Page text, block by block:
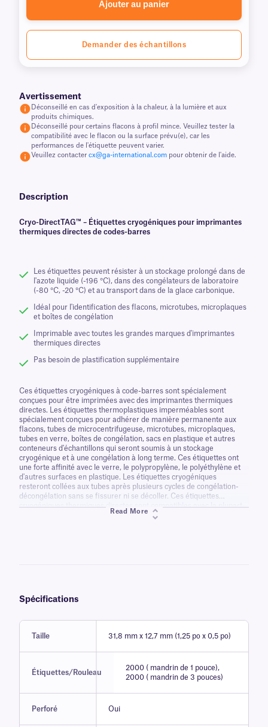
Ajouter au panier
Demander des échantillons
Avertissement
Déconseillé en cas d'exposition à la chaleur, à la lumière et aux
produits chimiques.
Déconseillé pour certains flacons à profil mince. Veuillez tester la
compatibilité avec le flacon ou la surface prévu(e), car les
performances de l'étiquette peuvent varier.
Veuillez contacter cx@ga-international.com pour obtenir de l'aide.
Description
Cryo-DirectTAG™ – Étiquettes cryogéniques pour imprimantes
thermiques directes de codes-barres
Les étiquettes peuvent résister à un stockage prolongé dans de
l'azote liquide (-196 °C), dans des congélateurs de laboratoire
(-80 °C, -20 °C) et au transport dans de la glace carbonique.
Idéal pour l'identification des flacons, microtubes, microplaques
et boîtes de congélation
Imprimable avec toutes les grandes marques d'imprimantes
thermiques directes
Pas besoin de plastification supplémentaire
Ces étiquettes cryogéniques à code-barres sont spécialement
conçues pour être imprimées avec des imprimantes thermiques
directes. Les étiquettes thermoplastiques imperméables sont
spécialement conçues pour adhérer de manière permanente aux
flacons, tubes de microcentrifugeuse, microtubes, microplaques,
tubes en verre, boîtes de congélation, sacs en plastique et autres
conteneurs d'échantillons qui seront soumis à un stockage
cryogénique et à une congélation à long terme. Ces étiquettes ont
une forte affinité avec le verre, le polypropylène, le polyéthylène et
d'autres surfaces en plastique. Les étiquettes cryogéniques
resteront collées aux tubes après plusieurs cycles de congélation-
décongélation sans se fissurer ni se décoller. Ces étiquettes
cryogéniques thermiques directes sont compatibles avec la plupart
des systèmes de stockage cryogéniques sans aucun obstacle ni
Read More
Spécifications
Taille 31,8 mm x 12,7 mm (1,25 po x 0,5 po)
Étiquettes/Rouleau
2000 ( mandrin de 1 pouce),
2000 ( mandrin de 3 pouces)
Perforé Oui